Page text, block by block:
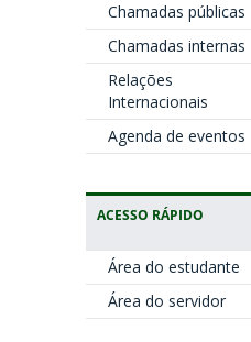
Chamadas públicas
Chamadas internas
Relações
Internacionais
Agenda de eventos
ACESSO RÁPIDO
Área do estudante
Área do servidor